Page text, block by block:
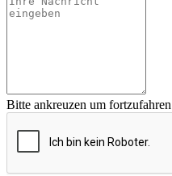
Bitte ankreuzen um fortzufahren